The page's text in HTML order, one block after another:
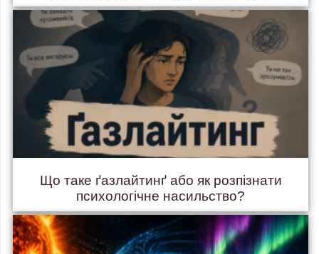
Що таке ґазлайтинґ або як розпізнати
психологічне насильство?